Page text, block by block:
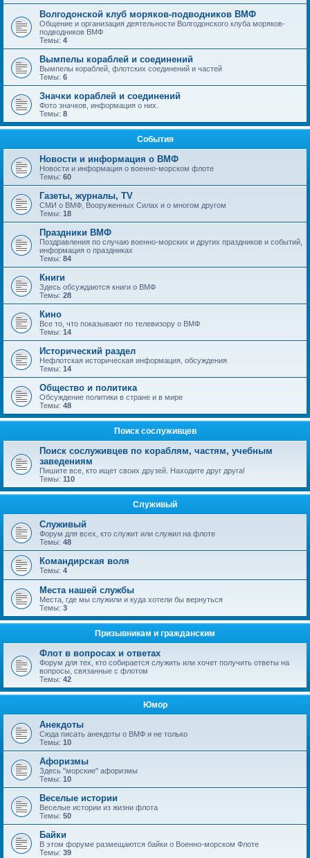
Волгодонской клуб моряков-подводников ВМФ
Общение и организация деятельности Волгодонского клуба моряков-
подводников ВМФ
Темы: 4
Вымпелы кораблей и соединений
Вымпелы кораблей, флотских соединений и частей
Темы: 6
Значки кораблей и соединений
Фото значков, информация о них.
Темы: 8
События
Новости и информация о ВМФ
Новости и информация о военно-морском флоте
Темы: 60
Газеты, журналы, TV
СМИ о ВМФ, Вооруженных Силах и о многом другом
Темы: 18
Праздники ВМФ
Поздравления по случаю военно-морских и других праздников и событий,
информация о праздниках
Темы: 84
Книги
Здесь обсуждаются книги о ВМФ
Темы: 28
Кино
Все то, что показывают по телевизору о ВМФ
Темы: 14
Исторический раздел
Нефлотская историческая информация, обсуждения
Темы: 14
Общество и политика
Обсуждение политики в стране и в мире
Темы: 48
Поиск сослуживцев
Поиск сослуживцев по кораблям, частям, учебным
заведениям
Пишите все, кто ищет своих друзей. Находите друг друга!
Темы: 110
Служивый
Служивый
Форум для всех, кто служит или служил на флоте
Темы: 48
Командирская воля
Темы: 4
Места нашей службы
Места, где мы служили и куда хотели бы вернуться
Темы: 3
Призывникам и гражданским
Флот в вопросах и ответах
Форум для тех, кто собирается служить или хочет получить ответы на
вопросы, связанные с флотом
Темы: 42
Юмор
Анекдоты
Сюда писать анекдоты о ВМФ и не только
Темы: 10
Афоризмы
Здесь "морские" афоризмы
Темы: 10
Веселые истории
Веселые истории из жизни флота
Темы: 50
Байки
В этом форуме размещаются байки о Военно-морском Флоте
Темы: 39